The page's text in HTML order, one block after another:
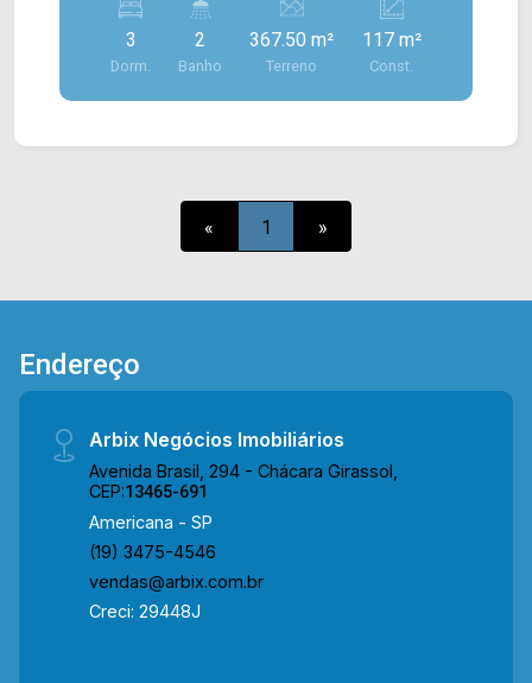
privilegiada próximo ao Centro, escolas,
restaurantes, supermercados e entre outros e
conta com fácil acesso a Av. Rafael Vitta, Av.
Campos Sales, Burger King e Av. Dr. Antônio
3
Dorm.
2
Banho
367.50 m²
Terreno
117 m²
Const.
« 1 »
Endereço
Arbix Negócios Imobiliários
Avenida Brasil, 294 - Chácara Girassol,
CEP:13465-691
Americana - SP
(19) 3475-4546
vendas@arbix.com.br
Creci: 29448J